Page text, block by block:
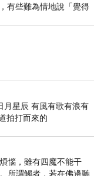
有些難為情地說「覺得
月星辰 有風有歌有浪有
拍打而來的
惱，雖有四魔不能干
所謂觸者，若在佛邊聽